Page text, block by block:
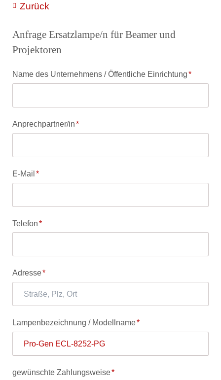
Zurück
Anfrage Ersatzlampe/n für Beamer und
Projektoren
Pflichtfeld
Name des Unternehmens / Öffentliche Einrichtung*
Pflichtfeld
Anprechpartner/in*
Pflichtfeld
E-Mail*
Pflichtfeld
Telefon*
Pflichtfeld
Adresse*
Pflichtfeld
Lampenbezeichnung / Modellname*
Pflichtfeld
gewünschte Zahlungsweise*